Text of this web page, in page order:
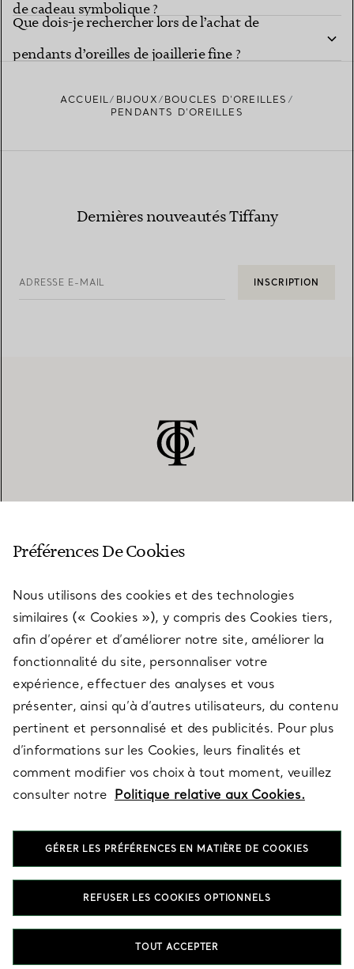
de cadeau symbolique ?
Que dois-je rechercher lors de l’achat de
pendants d’oreilles de joaillerie fine ?
ACCUEIL BIJOUX
BOUCLES D’OREILLES
PENDANTS D’OREILLES
Dernières nouveautés Tiffany
ADRESSE E-MAIL INSCRIPTION
SERVICES
À PROPOS
QUESTIONS LÉGALES
SUIVEZ-NOUS
T&Co. 2026
Préférences De Cookies
Nous utilisons des cookies et des technologies
similaires (« Cookies »), y compris des Cookies tiers,
afin d’opérer et d’améliorer notre site, améliorer la
fonctionnalité du site, personnaliser votre
expérience, effectuer des analyses et vous
présenter, ainsi qu’à d’autres utilisateurs, du contenu
pertinent et personnalisé et des publicités. Pour plus
d’informations sur les Cookies, leurs finalités et
comment modifier vos choix à tout moment, veuillez
consulter notre Politique relative aux Cookies.
GÉRER LES PRÉFÉRENCES EN MATIÈRE DE COOKIES
REFUSER LES COOKIES OPTIONNELS
TOUT ACCEPTER